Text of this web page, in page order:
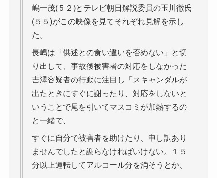
嶋一茂(５２)とテレビ朝日解説委員の玉川徹氏
(５５)がこの映像を見てそれぞれ見解を示し
た。
長嶋は「供述との食い違いを否めない」と切
り出して、事故後被害者の対応をしなかった
吉澤容疑者の行動に注目し「スキャンダルが
出たときにすぐに謝ったり、対応をしないと
いうことで尾を引いてマスコミが加熱するの
と一緒で、
すぐに自分で被害者を助けたり、申し訳あり
ませんでしたと謝らなければいけない。１５
分以上運転してアルコール分を消そうとか、